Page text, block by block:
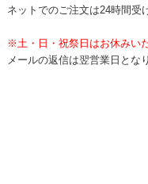
ネットでのご注文は24時間受
※土・日・祝祭日はお休みい
メールの返信は翌営業日とな